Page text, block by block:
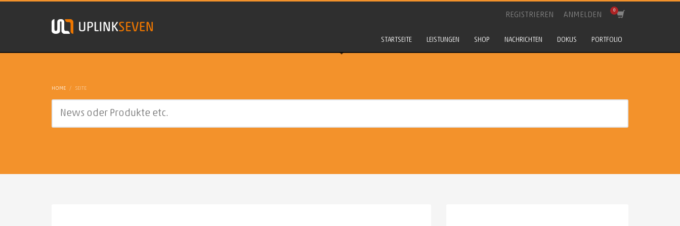
REGISTRIEREN ANMELDEN
STARTSEITE LEISTUNGEN SHOP NACHRICHTEN DOKUS PORTFOLIO
HOME SEITE